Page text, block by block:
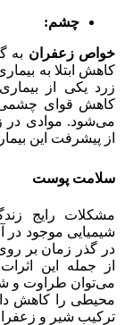
چشم:
خواص زعفران به
کاهش ابتلا به
زرد یکی از
کاهش قوای چشمی و
می‌شود. موادی در
از پیشرفت این
سلامت پوست
مشکلات رایج
شیمیایی موجود در
در گذر زمان بر
از جمله این
می‌توان طراوت و
محیطی را کاهش
ترکیب شیر و